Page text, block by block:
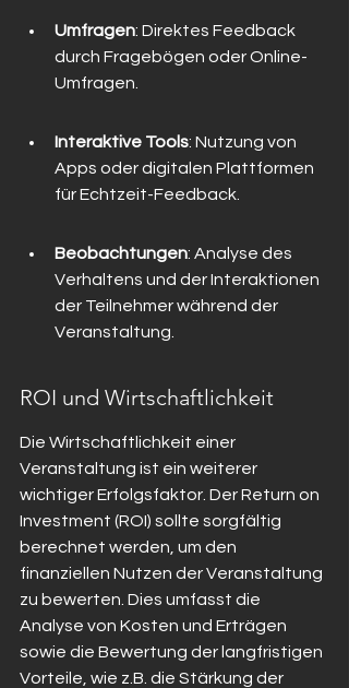
Umfragen: Direktes Feedback
durch Fragebögen oder Online-
Umfragen.
Interaktive Tools: Nutzung von
Apps oder digitalen Plattformen
für Echtzeit-Feedback.
Beobachtungen: Analyse des
Verhaltens und der Interaktionen
der Teilnehmer während der
Veranstaltung.
ROI und Wirtschaftlichkeit
Die Wirtschaftlichkeit einer
Veranstaltung ist ein weiterer
wichtiger Erfolgsfaktor. Der Return on
Investment (ROI) sollte sorgfältig
berechnet werden, um den
finanziellen Nutzen der Veranstaltung
zu bewerten. Dies umfasst die
Analyse von Kosten und Erträgen
sowie die Bewertung der langfristigen
Vorteile, wie z.B. die Stärkung der